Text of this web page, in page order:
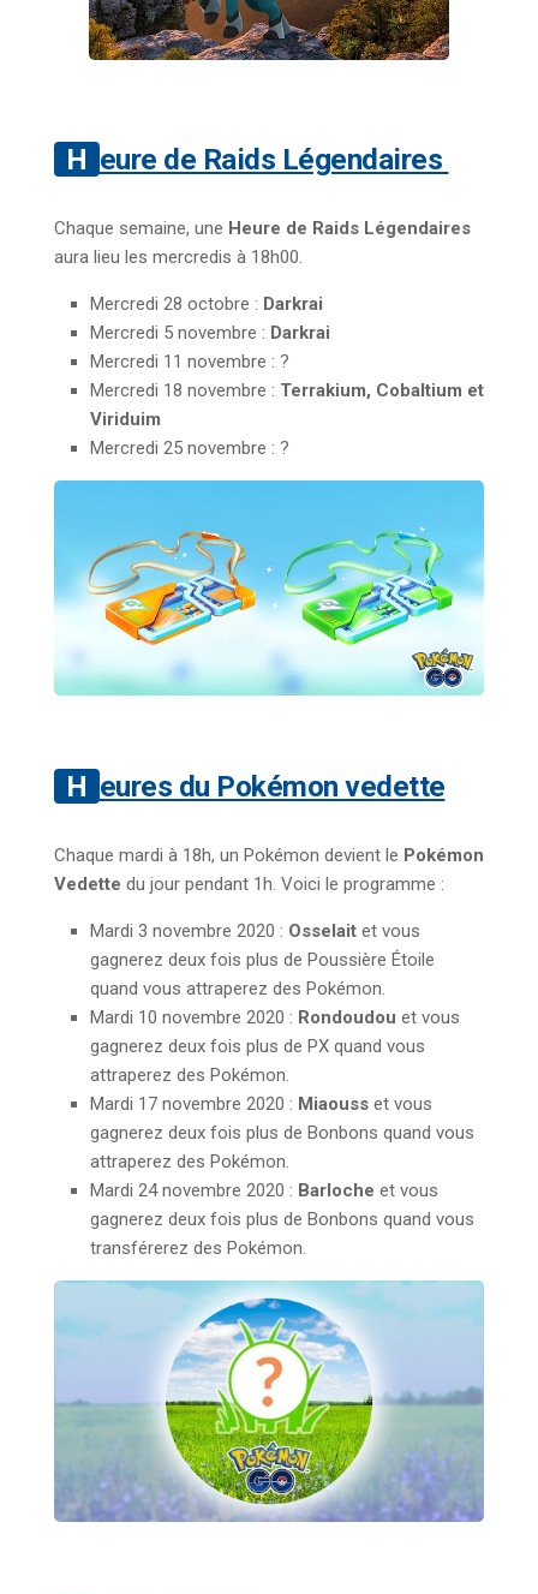
Heure de Raids Légendaires
Chaque semaine, une Heure de Raids Légendaires
aura lieu les mercredis à 18h00.
Mercredi 28 octobre : Darkrai
Mercredi 5 novembre : Darkrai
Mercredi 11 novembre : ?
Mercredi 18 novembre : Terrakium, Cobaltium et
Viriduim
Mercredi 25 novembre : ?
Heures du Pokémon vedette
Chaque mardi à 18h, un Pokémon devient le Pokémon
Vedette du jour pendant 1h. Voici le programme :
Mardi 3 novembre 2020 : Osselait et vous
gagnerez deux fois plus de Poussière Étoile
quand vous attraperez des Pokémon.
Mardi 10 novembre 2020 : Rondoudou et vous
gagnerez deux fois plus de PX quand vous
attraperez des Pokémon.
Mardi 17 novembre 2020 : Miaouss et vous
gagnerez deux fois plus de Bonbons quand vous
attraperez des Pokémon.
Mardi 24 novembre 2020 : Barloche et vous
gagnerez deux fois plus de Bonbons quand vous
transférerez des Pokémon.